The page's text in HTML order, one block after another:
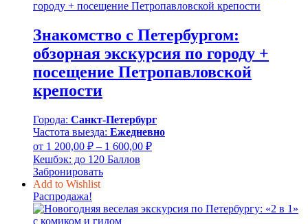
600,00 ₽
Знакомство с Петербургом:
обзорная экскурсия по городу +
посещение Петропавловской
крепости
Города: Санкт-Петербург
Частота выезда: Ежедневно
от 1 200,00 ₽ – 1 600,00 ₽Диапазон
1
Кешбэк: до 120 Баллов
Забронировать
Add to Wishlist
Распродажа!